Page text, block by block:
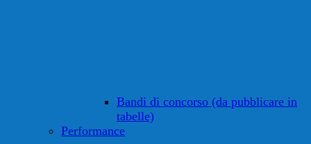
Bandi di concorso (da pubblicare in
tabelle)
Performance